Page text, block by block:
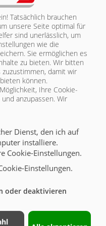
Tatsächlich brauchen
unsere Seite optimal für
sind unerlässlich, um
wie die
Sie ermöglichen es
zu bieten. Wir bitten
zuzustimmen, damit wir
können.
Ihre Cookie-
anzupassen. Wir
Dienst, den ich auf
installiere.
Cookie-Einstellungen.
Einstellungen.
oder deaktivieren